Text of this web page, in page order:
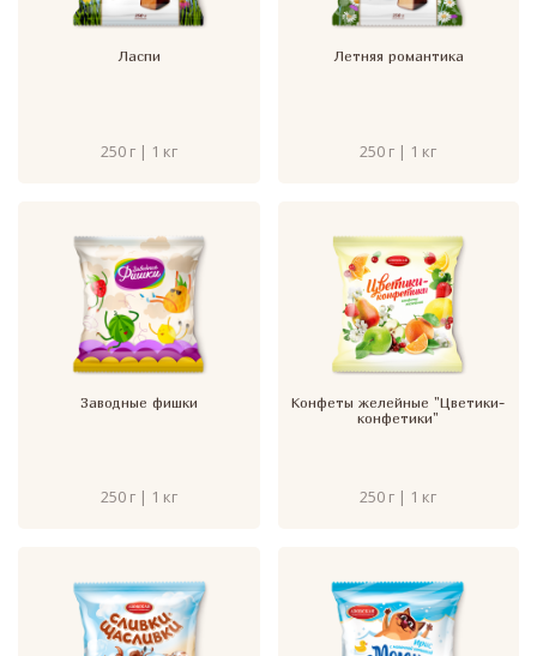
Ласпи
250 г | 1 кг
Летняя романтика
250 г | 1 кг
Заводные фишки
250 г | 1 кг
Конфеты желейные "Цветики-
конфетики"
250 г | 1 кг